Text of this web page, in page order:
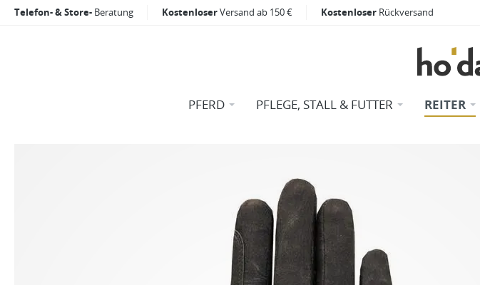
Telefon- & Store- Beratung KostenloserVersand ab 150 € Kostenloser Rückversand
PFERD PFLEGE, STALL & FUTTER REITER